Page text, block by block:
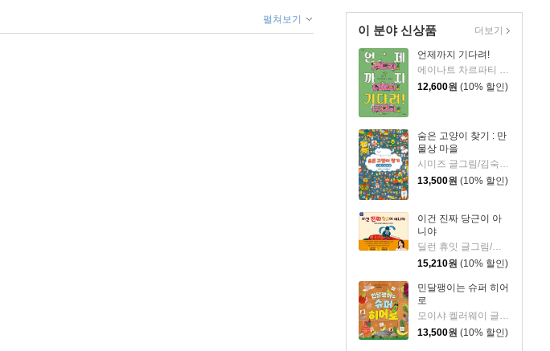
이 분야 신상품
언제까지 기다려!
에이나트 차르파티 글그림/정재원 역
12,600원 (10% 할인)
숨은 고양이 찾기 : 만
물상 마을
13,500원 (10% 할인)
이건 진짜 당근이 아
니야
딜런 휴잇 글그림/이현아 역
15,210원 (10% 할인)
민달팽이는 슈퍼 히어
로
모이샤 켈러웨이 글/박규리 역
13,500원 (10% 할인)
더보기
펼쳐보기